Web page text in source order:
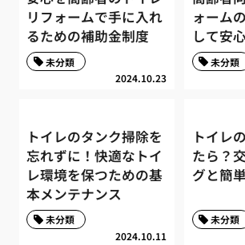
リフォームで手に入れ
るための補助金制度
2024.10.23
未分類
ォーム
して安
未分類
トイレのタンク掃除を
忘れずに！快適なトイ
レ環境を保つための基
本メンテナンス
2024.10.11
未分類
トイレ
たら？
グと簡
未分類